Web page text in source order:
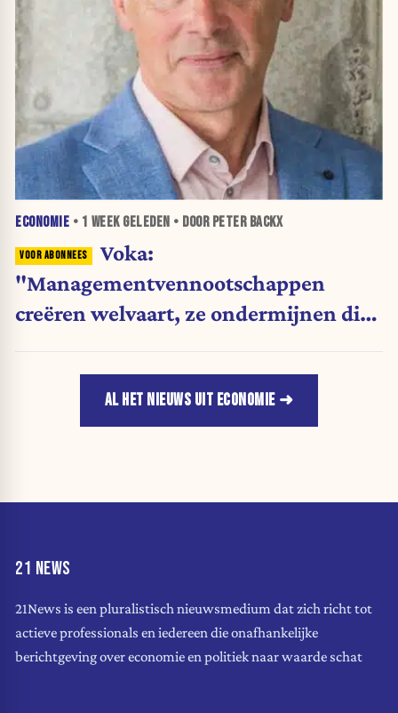
ECONOMIE • 1 WEEKGELEDEN • DOOR PETER BACKX
Voka:
"Managementvennootschappen
creëren welvaart, ze ondermijnen die
AL HET NIEUWS UIT ECONOMIE
21 NEWS
21News is een pluralistisch nieuwsmedium dat zich richt tot
actieve professionals en iedereen die onafhankelijke
berichtgeving over economie en politiek naar waarde schat